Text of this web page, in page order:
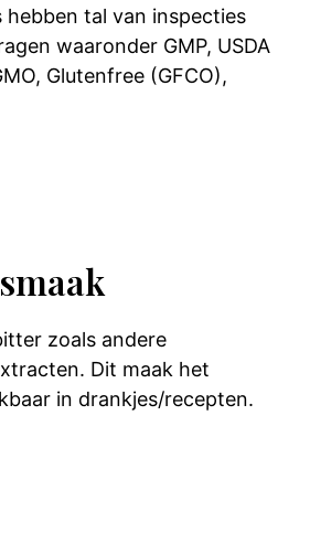
tal van inspecties
waaronder GMP, USDA
Glutenfree (GFCO),
zoals andere
Dit maak het
in drankjes/recepten.